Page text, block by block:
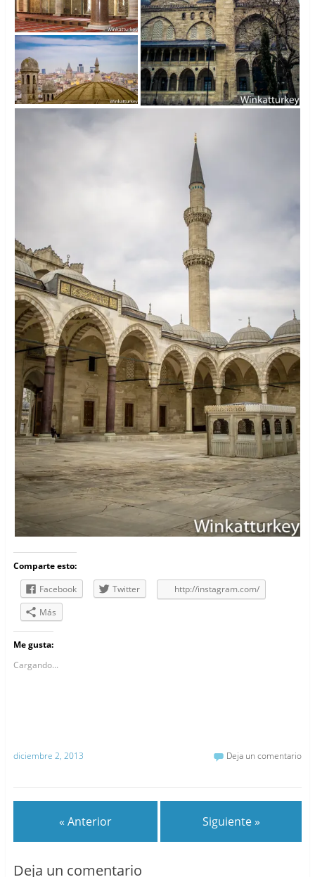
Comparte esto:
Facebook
Twitter
http://instagram.com/
Más
Me gusta:
Cargando...
diciembre 2, 2013 Deja un comentario
« Anterior Siguiente »
Deja un comentario